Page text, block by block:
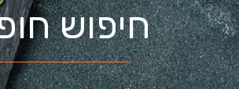
חיפוש